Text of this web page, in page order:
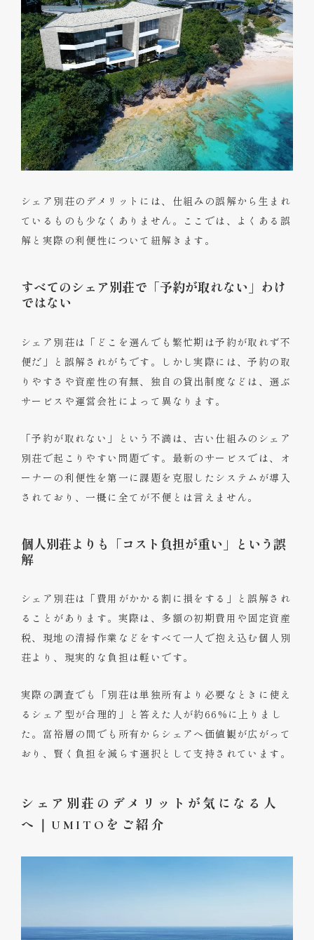
シェア別荘のデメリットには、仕組みの誤解から生まれ
ているものも少なくありません。ここでは、よくある誤
解と実際の利便性について紐解きます。
すべてのシェア別荘で「予約が取れない」わけ
ではない
シェア別荘は「どこを選んでも繁忙期は予約が取れず不
便だ」と誤解されがちです。しかし実際には、予約の取
りやすさや資産性の有無、独自の貸出制度などは、選ぶ
サービスや運営会社によって異なります。
「予約が取れない」という不満は、古い仕組みのシェア
別荘で起こりやすい問題です。最新のサービスでは、オ
ーナーの利便性を第一に課題を克服したシステムが導入
されており、一概に全てが不便とは言えません。
個人別荘よりも「コスト負担が重い」という誤
解
シェア別荘は「費用がかかる割に損をする」と誤解され
ることがあります。実際は、多額の初期費用や固定資産
税、現地の清掃作業などをすべて一人で抱え込む個人別
荘より、現実的な負担は軽いです。
実際の調査でも「別荘は単独所有より必要なときに使え
るシェア型が合理的」と答えた人が約66%に上りまし
た。富裕層の間でも所有からシェアへ価値観が広がって
おり、賢く負担を減らす選択として支持されています。
シェア別荘のデメリットが気になる人
へ｜UMITOをご紹介